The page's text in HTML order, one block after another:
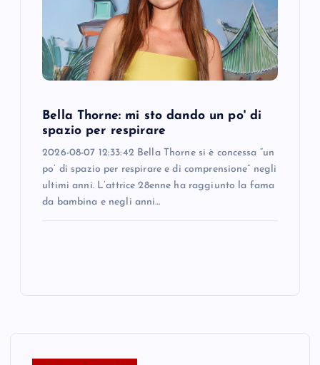
Bella Thorne: mi sto dando un po' di
spazio per respirare
2026-08-07 12:33:42 Bella Thorne si è concessa “un
po’ di spazio per respirare e di comprensione” negli
ultimi anni. L’attrice 28enne ha raggiunto la fama
da bambina e negli anni…